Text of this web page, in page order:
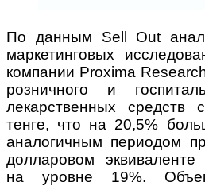
По данным Sell Out
маркетинговых
компании Proxima
розничного и
лекарственных средств
тенге, что на 20,5%
аналогичным периодом
долларовом эквиваленте
на уровне 19%.